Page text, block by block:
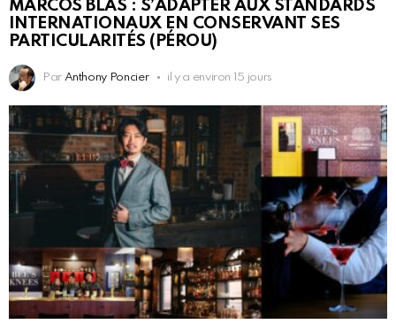
MARCOS BLAS : S’ADAPTER AUX STANDARDS
INTERNATIONAUX EN CONSERVANT SES
PARTICULARITÉS (PÉROU)
Par Anthony Poncier il y a environ 15 jours